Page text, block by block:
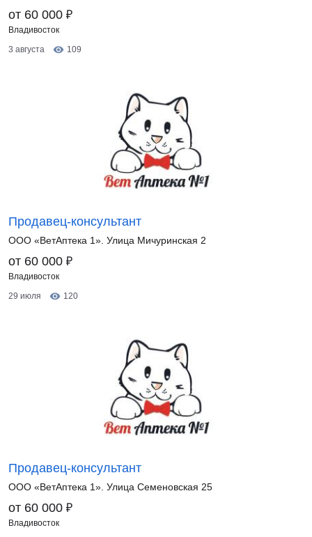
от 60 000 ₽
Владивосток
3 августа
109
Продавец-консультант
ООО «ВетАптека 1». Улица Мичуринская 2
от 60 000 ₽
Владивосток
29 июля
120
Продавец-консультант
ООО «ВетАптека 1». Улица Семеновская 25
от 60 000 ₽
Владивосток